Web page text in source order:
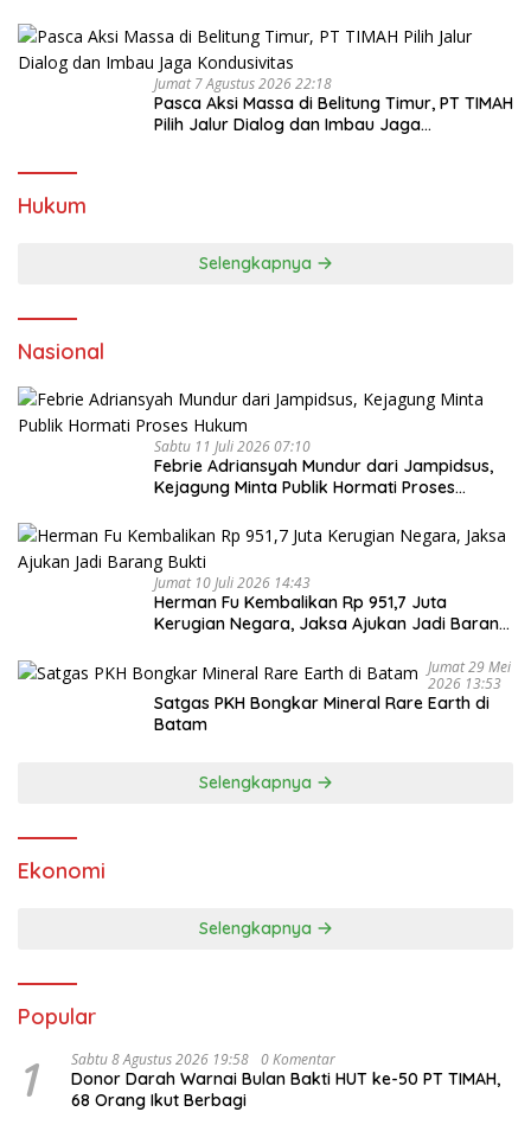
Jumat 7 Agustus 2026 22:18
Pasca Aksi Massa di Belitung Timur, PT TIMAH
Pilih Jalur Dialog dan Imbau Jaga
Hukum
Selengkapnya
Nasional
Sabtu 11 Juli 2026 07:10
Febrie Adriansyah Mundur dari Jampidsus,
Kejagung Minta Publik Hormati Proses
Jumat 10 Juli 2026 14:43
Herman Fu Kembalikan Rp 951,7 Juta
Kerugian Negara, Jaksa Ajukan Jadi Barang
Jumat 29 Mei
2026 13:53
Satgas PKH Bongkar Mineral Rare Earth di
Selengkapnya
Ekonomi
Selengkapnya
Popular
1 Sabtu 8 Agustus 2026 19:58 0 Komentar
Donor Darah Warnai Bulan Bakti HUT ke-50 PT TIMAH,
68 Orang Ikut Berbagi